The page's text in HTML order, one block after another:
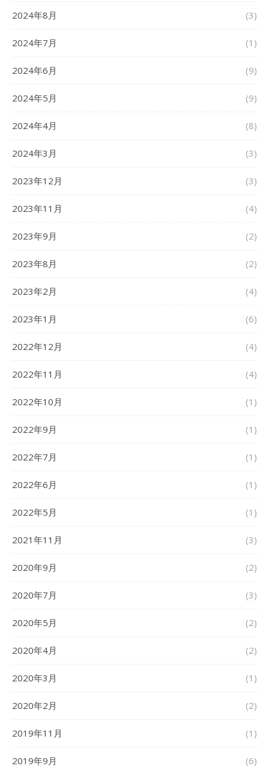
2024年8月 (3)
2024年7月 (1)
2024年6月 (9)
2024年5月 (9)
2024年4月 (8)
2024年3月 (3)
2023年12月 (3)
2023年11月 (4)
2023年9月 (2)
2023年8月 (2)
2023年2月 (4)
2023年1月 (6)
2022年12月 (4)
2022年11月 (4)
2022年10月 (1)
2022年9月 (1)
2022年7月 (1)
2022年6月 (1)
2022年5月 (1)
2021年11月 (3)
2020年9月 (2)
2020年7月 (3)
2020年5月 (2)
2020年4月 (2)
2020年3月 (1)
2020年2月 (2)
2019年11月 (1)
2019年9月 (6)